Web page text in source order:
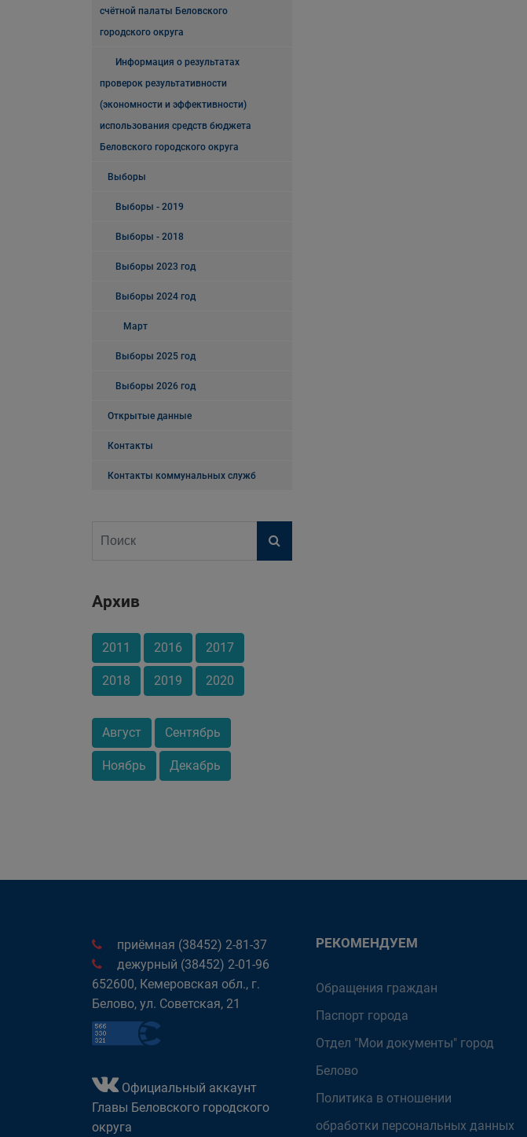
счётной палаты Беловского
городского округа
Информация о результатах
проверок результативности
(экономности и эффективности)
использования средств бюджета
Беловского городского округа
Выборы
Выборы - 2019
Выборы - 2018
Выборы 2023 год
Выборы 2024 год
Март
Выборы 2025 год
Выборы 2026 год
Открытые данные
Контакты
Контакты коммунальных служб
Архив
2011 2016 2017
2018 2019 2020
Август Сентябрь
Ноябрь Декабрь
приёмная (38452) 2-81-37
дежурный (38452) 2-01-96
652600, Кемеровская обл., г.
Белово, ул. Советская, 21
Официальный аккаунт
Главы Беловского городского
округа
РЕКОМЕНДУЕМ
Обращения граждан
Паспорт города
Отдел "Мои документы" город
Белово
Политика в отношении
обработки персональных данных